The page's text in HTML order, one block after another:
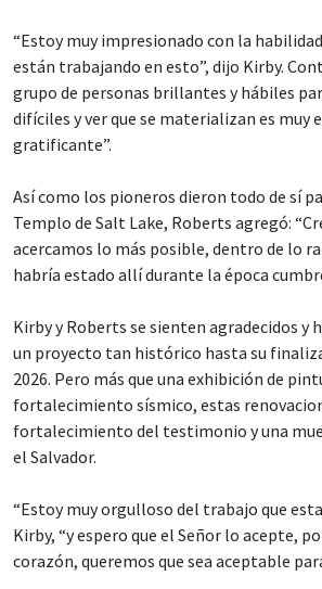
“Estoy muy impresionado con la
están trabajando en esto”, dijo Kirby.
grupo de personas brillantes y hábiles
difíciles y ver que se materializan es muy
gratificante”.
Así como los pioneros dieron todo de sí
Templo de Salt Lake, Roberts agregó:
acercamos lo más posible, dentro de lo
habría estado allí durante la época
Kirby y Roberts se sienten agradecidos y
un proyecto tan histórico hasta su
2026. Pero más que una exhibición de
fortalecimiento sísmico, estas
fortalecimiento del testimonio y una
el Salvador.
“Estoy muy orgulloso del trabajo que
Kirby, “y espero que el Señor lo acepte,
corazón, queremos que sea aceptable